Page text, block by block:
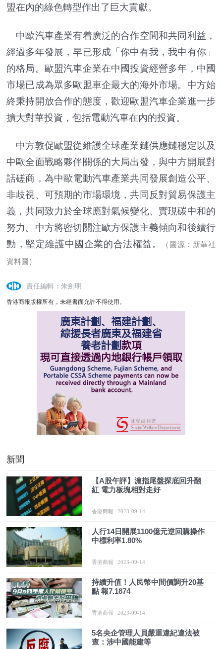
盟在內的綠色轉型作出了巨大貢獻。
中歐汽車產業有着廣泛的合作空間和共同利益，
經過多年發展，早已形成「你中有我，我中有你」
的格局。歐盟汽車企業在中國投資經營多年，中國
市場已成為眾多歐盟車企最大的海外市場。中方始
終秉持開放合作的態度，歡迎歐盟汽車企業進一步
擴大對華投資，包括電動汽車在內的投資。
中方敦促歐盟從維護全球產業鏈供應鏈穩定以及
中歐全面戰略夥伴關係的大局出發，與中方開展對
話磋商，為中歐電動汽車產業共同發展創造公平、
非歧視、可預期的市場環境，共同反對貿易保護主
義，共同致力於全球應對氣候變化、實現碳中和的
努力。中方將密切關注歐方保護主義傾向和後續行
動，堅定維護中國企業的合法權益。
（圖源：新華社
資料圖）
責任編輯：朱劍明
香港商報版權所有，未經書面允許不得使用。
新聞
【A股午評】滬指尾盤探底回升翻
紅 電力板塊相對走好
香港商報 2023-09-14
人行14日開展1100億元逆回購操作
中標利率1.80%
香港商報 2023-09-14
持續升值！人民幣中間價調升20基
點 報7.1874
香港商報 2023-09-14
5名央企管理人員嚴重違紀違法被
查：涉中國能建等